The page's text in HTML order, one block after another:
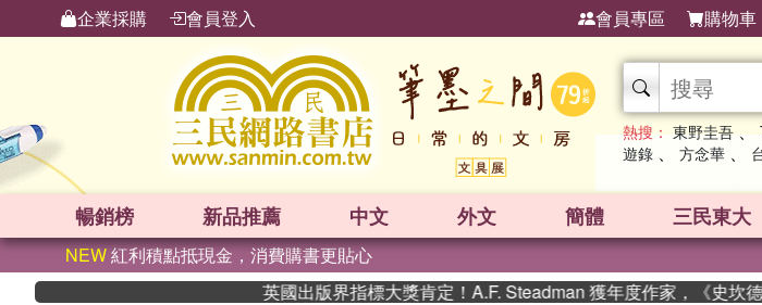
企業採購 會員登入 會員專區 購物車
熱搜： 東野圭吾 、
遊錄 、 方念華 、
暢銷榜 新品推薦 中文 外文 簡體 三民東大
NEW紅利積點抵現金，消費購書更貼心
英國出版界指標大獎肯定！A.F. Steadman 獲年度作家，《史坎德